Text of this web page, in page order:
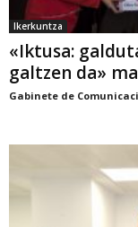
Ikerkuntza
«Iktusa:
galtzen da»
Gabinete de